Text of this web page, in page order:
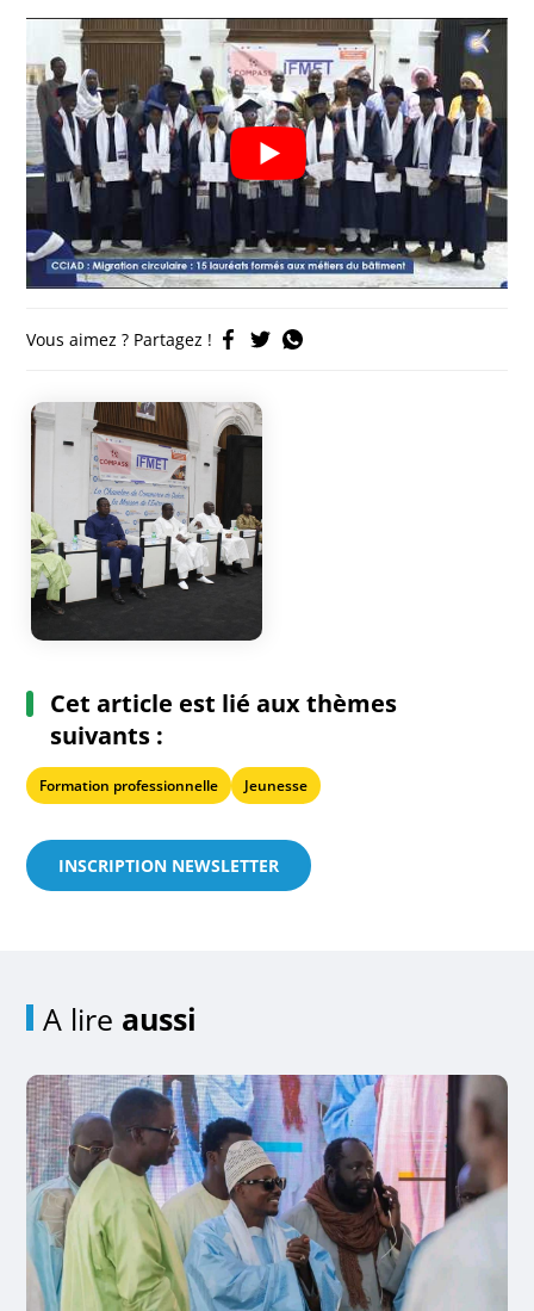
Vous aimez ? Partagez !
Cet article est lié aux thèmes
suivants :
Formation professionnelle Jeunesse
INSCRIPTION NEWSLETTER
A lire aussi